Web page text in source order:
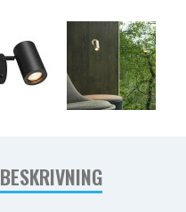
BESKRIVNING